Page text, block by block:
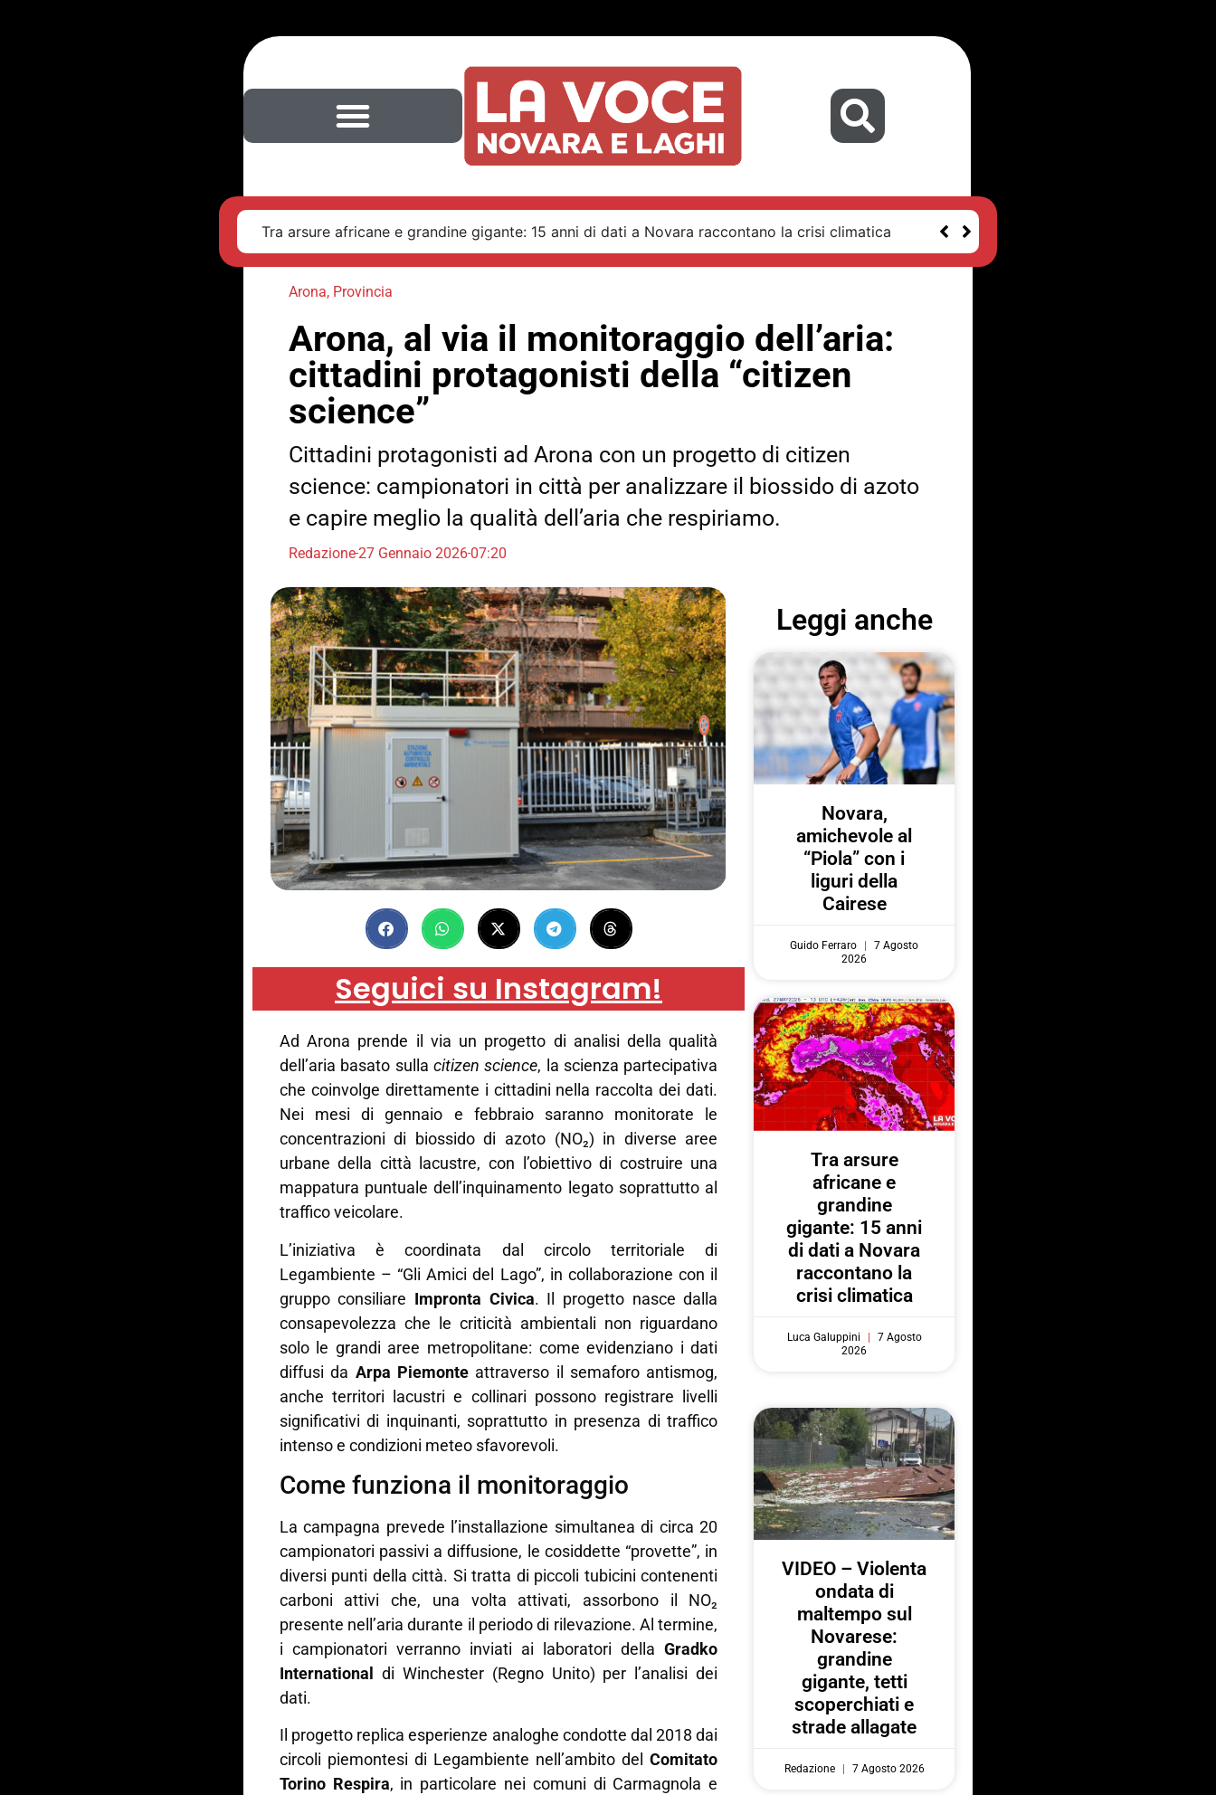
Tra arsure africane e grandine gigante: 15 anni di dati a Novara raccontano la crisi climatica
Arona, Provincia
Arona, al via il monitoraggio dell’aria:
cittadini protagonisti della “citizen
science”
Cittadini protagonisti ad Arona con un progetto di citizen
science: campionatori in città per analizzare il biossido di azoto
e capire meglio la qualità dell’aria che respiriamo.
Redazione27 Gennaio 202607:20
Seguici su Instagram!
Ad Arona prende il via un progetto di analisi della qualità
dell’aria basato sulla citizen science, la scienza partecipativa
che coinvolge direttamente i cittadini nella raccolta dei dati.
Nei mesi di gennaio e febbraio saranno monitorate le
concentrazioni di biossido di azoto (NO₂) in diverse aree
urbane della città lacustre, con l’obiettivo di costruire una
mappatura puntuale dell’inquinamento legato soprattutto al
traffico veicolare.
L’iniziativa è coordinata dal circolo territoriale di
Legambiente – “Gli Amici del Lago”, in collaborazione con il
gruppo consiliare Impronta Civica. Il progetto nasce dalla
consapevolezza che le criticità ambientali non riguardano
solo le grandi aree metropolitane: come evidenziano i dati
diffusi da Arpa Piemonteattraverso il semaforo antismog,
anche territori lacustri e collinari possono registrare livelli
significativi di inquinanti, soprattutto in presenza di traffico
intenso e condizioni meteo sfavorevoli.
Come funziona il monitoraggio
La campagna prevede l’installazione simultanea di circa 20
campionatori passivi a diffusione, le cosiddette “provette”, in
diversi punti della città. Si tratta di piccoli tubicini contenenti
carboni attivi che, una volta attivati, assorbono il NO₂
presente nell’aria durante il periodo di rilevazione. Al termine,
i campionatori verranno inviati ai laboratori dellaGradko
International
di Winchester (Regno Unito) per l’analisi dei
dati.
Il progetto replica esperienze analoghe condotte dal 2018 dai
circoli piemontesi di Legambiente nell’ambito delComitato
Torino Respira, in particolare nei comuni di Carmagnola e
Leggi anche
Novara,
amichevole al
“Piola” con i
liguri della
Cairese
Guido Ferraro
7 Agosto
2026
Tra arsure
africane e
grandine
gigante: 15 anni
di dati a Novara
raccontano la
crisi climatica
Luca Galuppini
7 Agosto
2026
VIDEO – Violenta
ondata di
maltempo sul
Novarese:
grandine
gigante, tetti
scoperchiati e
strade allagate
Redazione 7 Agosto 2026